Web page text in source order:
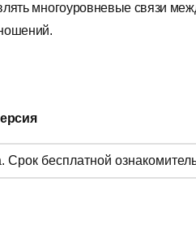
многоуровневые связи
Срок бесплатной